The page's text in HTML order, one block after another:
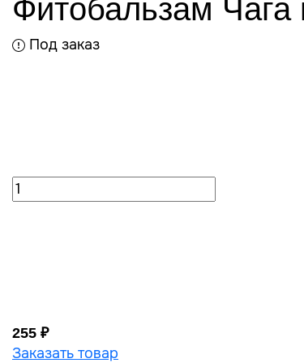
Фитобальзам
Под заказ
255 ₽
Заказать товар